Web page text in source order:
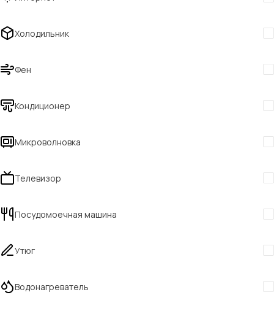
Холодильник
Фен
Кондиционер
Микроволновка
Телевизор
Посудомоечная машина
Утюг
Водонагреватель